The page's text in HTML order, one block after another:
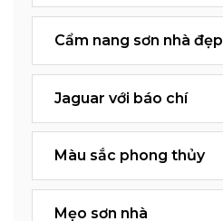
Cẩm nang sơn nhà đẹp
Jaguar với báo chí
Màu sắc phong thủy
Mẹo sơn nhà